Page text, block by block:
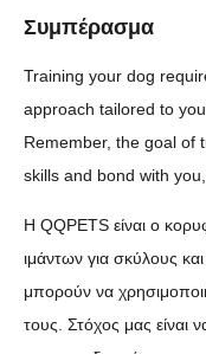
Συμπέρασμα
Training your dog
approach tailored to
Remember, the goal of
skills and bond with
Η QQPETS είναι ο
ιμάντων για σκύλους
μπορούν να
τους. Στόχος μας είναι